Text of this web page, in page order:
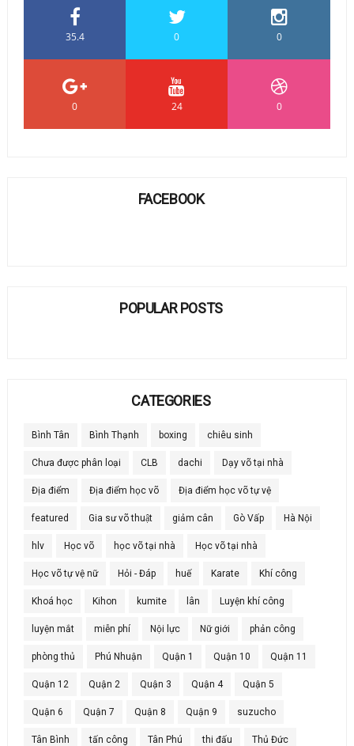
35.4 0 0
0 24 0
FACEBOOK
POPULAR POSTS
CATEGORIES
Bình Tân Bình Thạnh boxing chiêu sinh
Chưa được phân loại CLB dachi Dạy võ tại nhà
Địa điểm Địa điểm học võ Địa điểm học võ tự vệ
featured Gia sư võ thuật giảm cân Gò Vấp Hà Nội
hlv Học võ học võ tại nhà Học võ tại nhà
Học võ tự vệ nữ Hỏi - Đáp huế Karate Khí công
Khoá học Kihon kumite lân Luyện khí công
luyện mắt miễn phí Nội lực Nữ giới phản công
phòng thủ Phú Nhuận Quận 1 Quận 10 Quận 11
Quận 12 Quận 2 Quận 3 Quận 4 Quận 5
Quận 6 Quận 7 Quận 8 Quận 9 suzucho
Tân Bình tấn công Tân Phú thi đấu Thủ Đức